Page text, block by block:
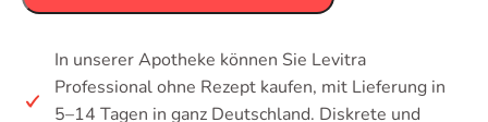
In unserer Apotheke können Sie Levitra
Professional ohne Rezept kaufen, mit Lieferung in
5–14 Tagen in ganz Deutschland. Diskrete und